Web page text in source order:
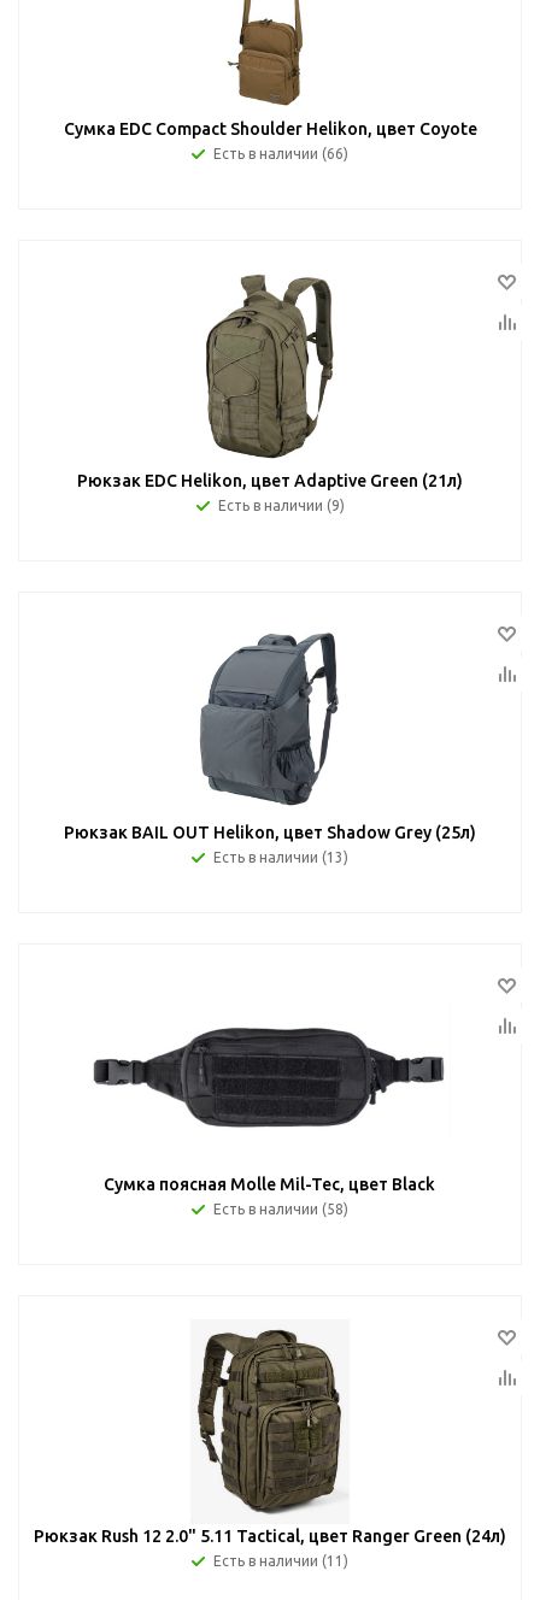
Сумка EDC Compact Shoulder Helikon, цвет Coyote
Есть в наличии (66)
Рюкзак EDC Helikon, цвет Adaptive Green (21л)
Есть в наличии (9)
Рюкзак BAIL OUT Helikon, цвет Shadow Grey (25л)
Есть в наличии (13)
Сумка поясная Molle Mil-Tec, цвет Black
Есть в наличии (58)
Рюкзак Rush 12 2.0" 5.11 Tactical, цвет Ranger Green (24л)
Есть в наличии (11)